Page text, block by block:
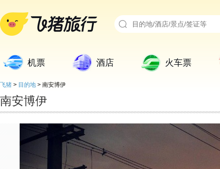
机票 酒店 火车票
飞猪 > 目的地 > 南安博伊
南安博伊